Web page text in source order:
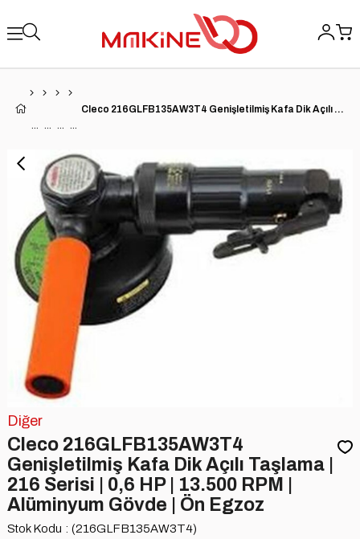
Cleco 216GLFB135AW3T4 Genişletilmiş Kafa Dik Açılı Taşlama | 216 Serisi | 0,6 HP | 13.500 RPM | Alüminyum Gövde | Ön Egzoz
Diğer
Cleco 216GLFB135AW3T4
Genişletilmiş Kafa Dik Açılı Taşlama |
216 Serisi | 0,6 HP | 13.500 RPM |
Alüminyum Gövde | Ön Egzoz
Stok Kodu (216GLFB135AW3T4)